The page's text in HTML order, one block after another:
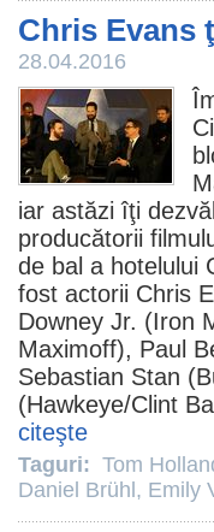
Chris Evans
28.04.2016
iar astăzi îţi
producătorii
de bal a hotelului
fost actorii Chris
Downey Jr. (Iron
Maximoff), Paul
Sebastian Stan
(Hawkeye/Clint
citeşte
Taguri: Tom
Daniel Brühl , Emily